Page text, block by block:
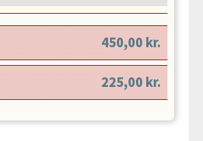
450,00 kr.
225,00 kr.